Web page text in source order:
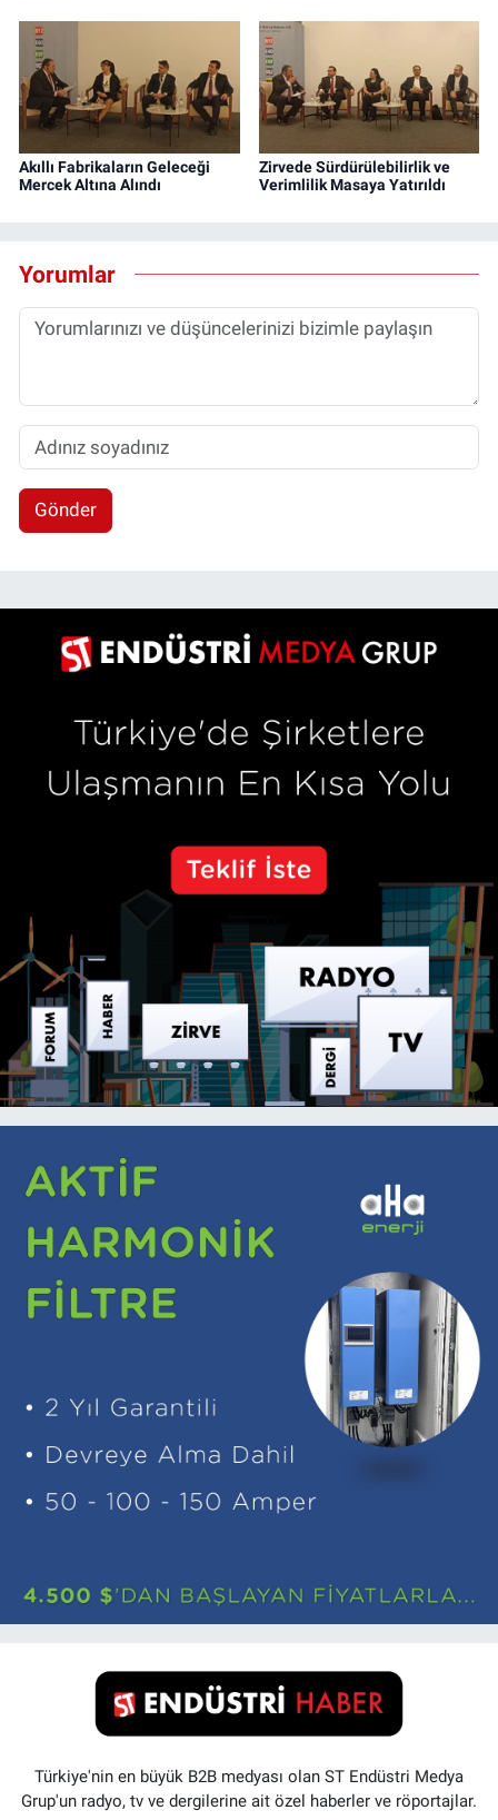
Akıllı Fabrikaların Geleceği
Mercek Altına Alındı
Zirvede Sürdürülebilirlik ve
Verimlilik Masaya Yatırıldı
Yorumlar
Gönder
Türkiye'nin en büyük B2B medyası olan ST Endüstri Medya
Grup'un radyo, tv ve dergilerine ait özel haberler ve röportajlar.